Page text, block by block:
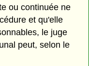
ou continuée ne
et qu'elle
le juge
peut, selon le